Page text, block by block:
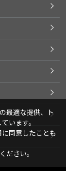
最適な提供、ト
います。
同意したことも
ださい。